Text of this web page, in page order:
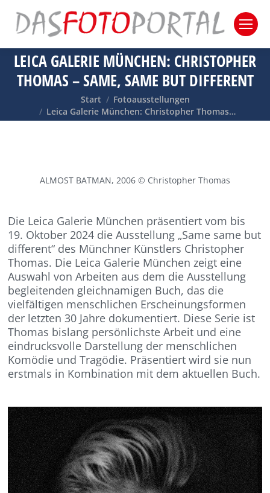
LEICA GALERIE MÜNCHEN: CHRISTOPHER
THOMAS – SAME, SAME BUT DIFFERENT
Sie befinden sich hier:
Start
Fotoausstellungen
Leica Galerie München: Christopher Thomas…
ALMOST BATMAN, 2006 © Christopher Thomas
Die Leica Galerie München präsentiert vom bis
19. Oktober 2024 die Ausstellung „Same same but
different“ des Münchner Künstlers Christopher
Thomas. Die Leica Galerie München zeigt eine
Auswahl von Arbeiten aus dem die Ausstellung
begleitenden gleichnamigen Buch, das die
vielfältigen menschlichen Erscheinungsformen
der letzten 30 Jahre dokumentiert. Diese Serie ist
Thomas bislang persönlichste Arbeit und eine
eindrucksvolle Darstellung der menschlichen
Komödie und Tragödie. Präsentiert wird sie nun
erstmals in Kombination mit dem aktuellen Buch.